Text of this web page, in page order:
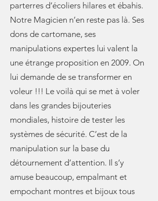
parterres d’écoliers hilares et ébahis.
Notre Magicien n’en reste pas là. Ses
dons de cartomane, ses
manipulations expertes lui valent la
une étrange proposition en 2009. On
lui demande de se transformer en
voleur !!! Le voilà qui se met à voler
dans les grandes bijouteries
mondiales, histoire de tester les
systèmes de sécurité. C’est de la
manipulation sur la base du
détournement d’attention. Il s’y
amuse beaucoup, empalmant et
empochant montres et bijoux tous